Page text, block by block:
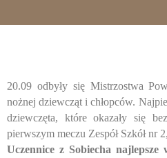
20.09 odbyły się Mistrzostwa
nożnej dziewcząt i chłopców.
dziewczęta, które okazały się
pierwszym meczu Zespół Szkół nr
Uczennice z Sobiecha najlepsze